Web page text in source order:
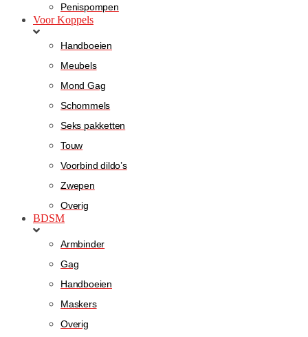
Penispompen
Voor Koppels
Handboeien
Meubels
Mond Gag
Schommels
Seks pakketten
Touw
Voorbind dildo’s
Zwepen
Overig
BDSM
Armbinder
Gag
Handboeien
Maskers
Overig